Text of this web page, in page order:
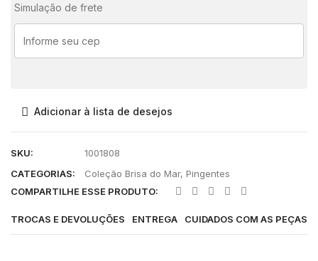
Simulação de frete
Adicionar à lista de desejos
SKU:
1001808
CATEGORIAS:
Coleção Brisa do Mar, Pingentes
COMPARTILHE ESSE PRODUTO:
TROCAS E DEVOLUÇÕES ENTREGA CUIDADOS COM AS PEÇAS